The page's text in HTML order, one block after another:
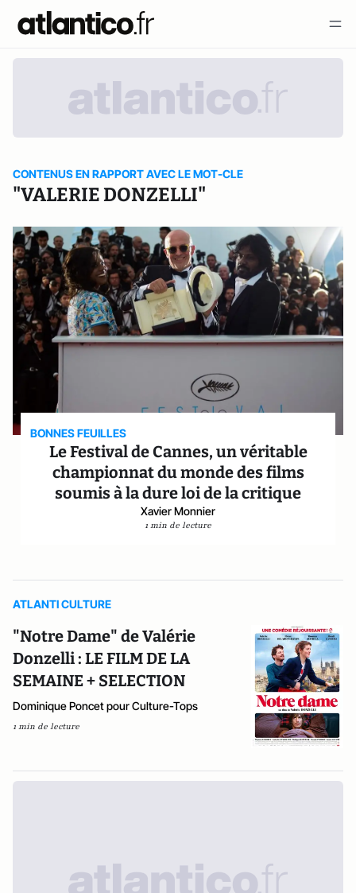
CONTENUS EN RAPPORT AVEC LE MOT-CLE
"VALERIE DONZELLI"
BONNES FEUILLES
Le Festival de Cannes, un véritable
championnat du monde des films
soumis à la dure loi de la critique
Xavier Monnier
1 min de lecture
ATLANTI CULTURE
"Notre Dame" de Valérie
Donzelli : LE FILM DE LA
SEMAINE + SELECTION
Dominique Poncet pour Culture-Tops
1 min de lecture